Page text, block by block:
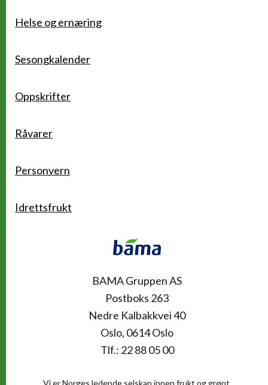
BAMA Gruppen AS
Postboks 263
Nedre Kalbakkvei 40
Oslo, 0614 Oslo
Tlf.: 22 88 05 00
Helse og ernæring
Sesongkalender
Oppskrifter
Råvarer
Personvern
Idrettsfrukt